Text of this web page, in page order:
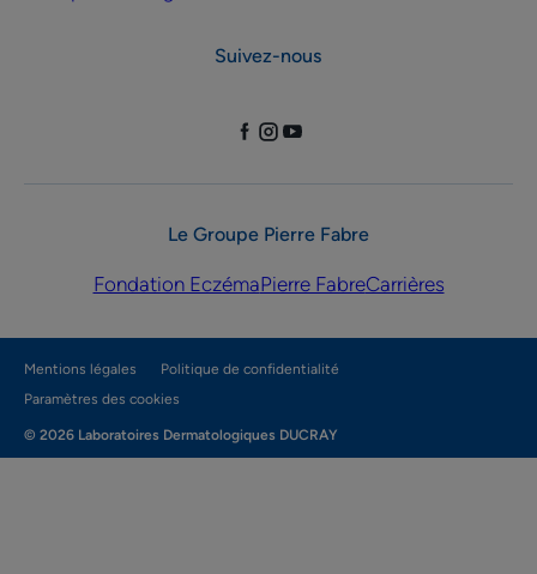
Suivez-nous
Le Groupe Pierre Fabre
Fondation EczémaPierre FabreCarrières
Mentions légales
Politique de confidentialité
Paramètres des cookies
© 2026 Laboratoires Dermatologiques DUCRAY